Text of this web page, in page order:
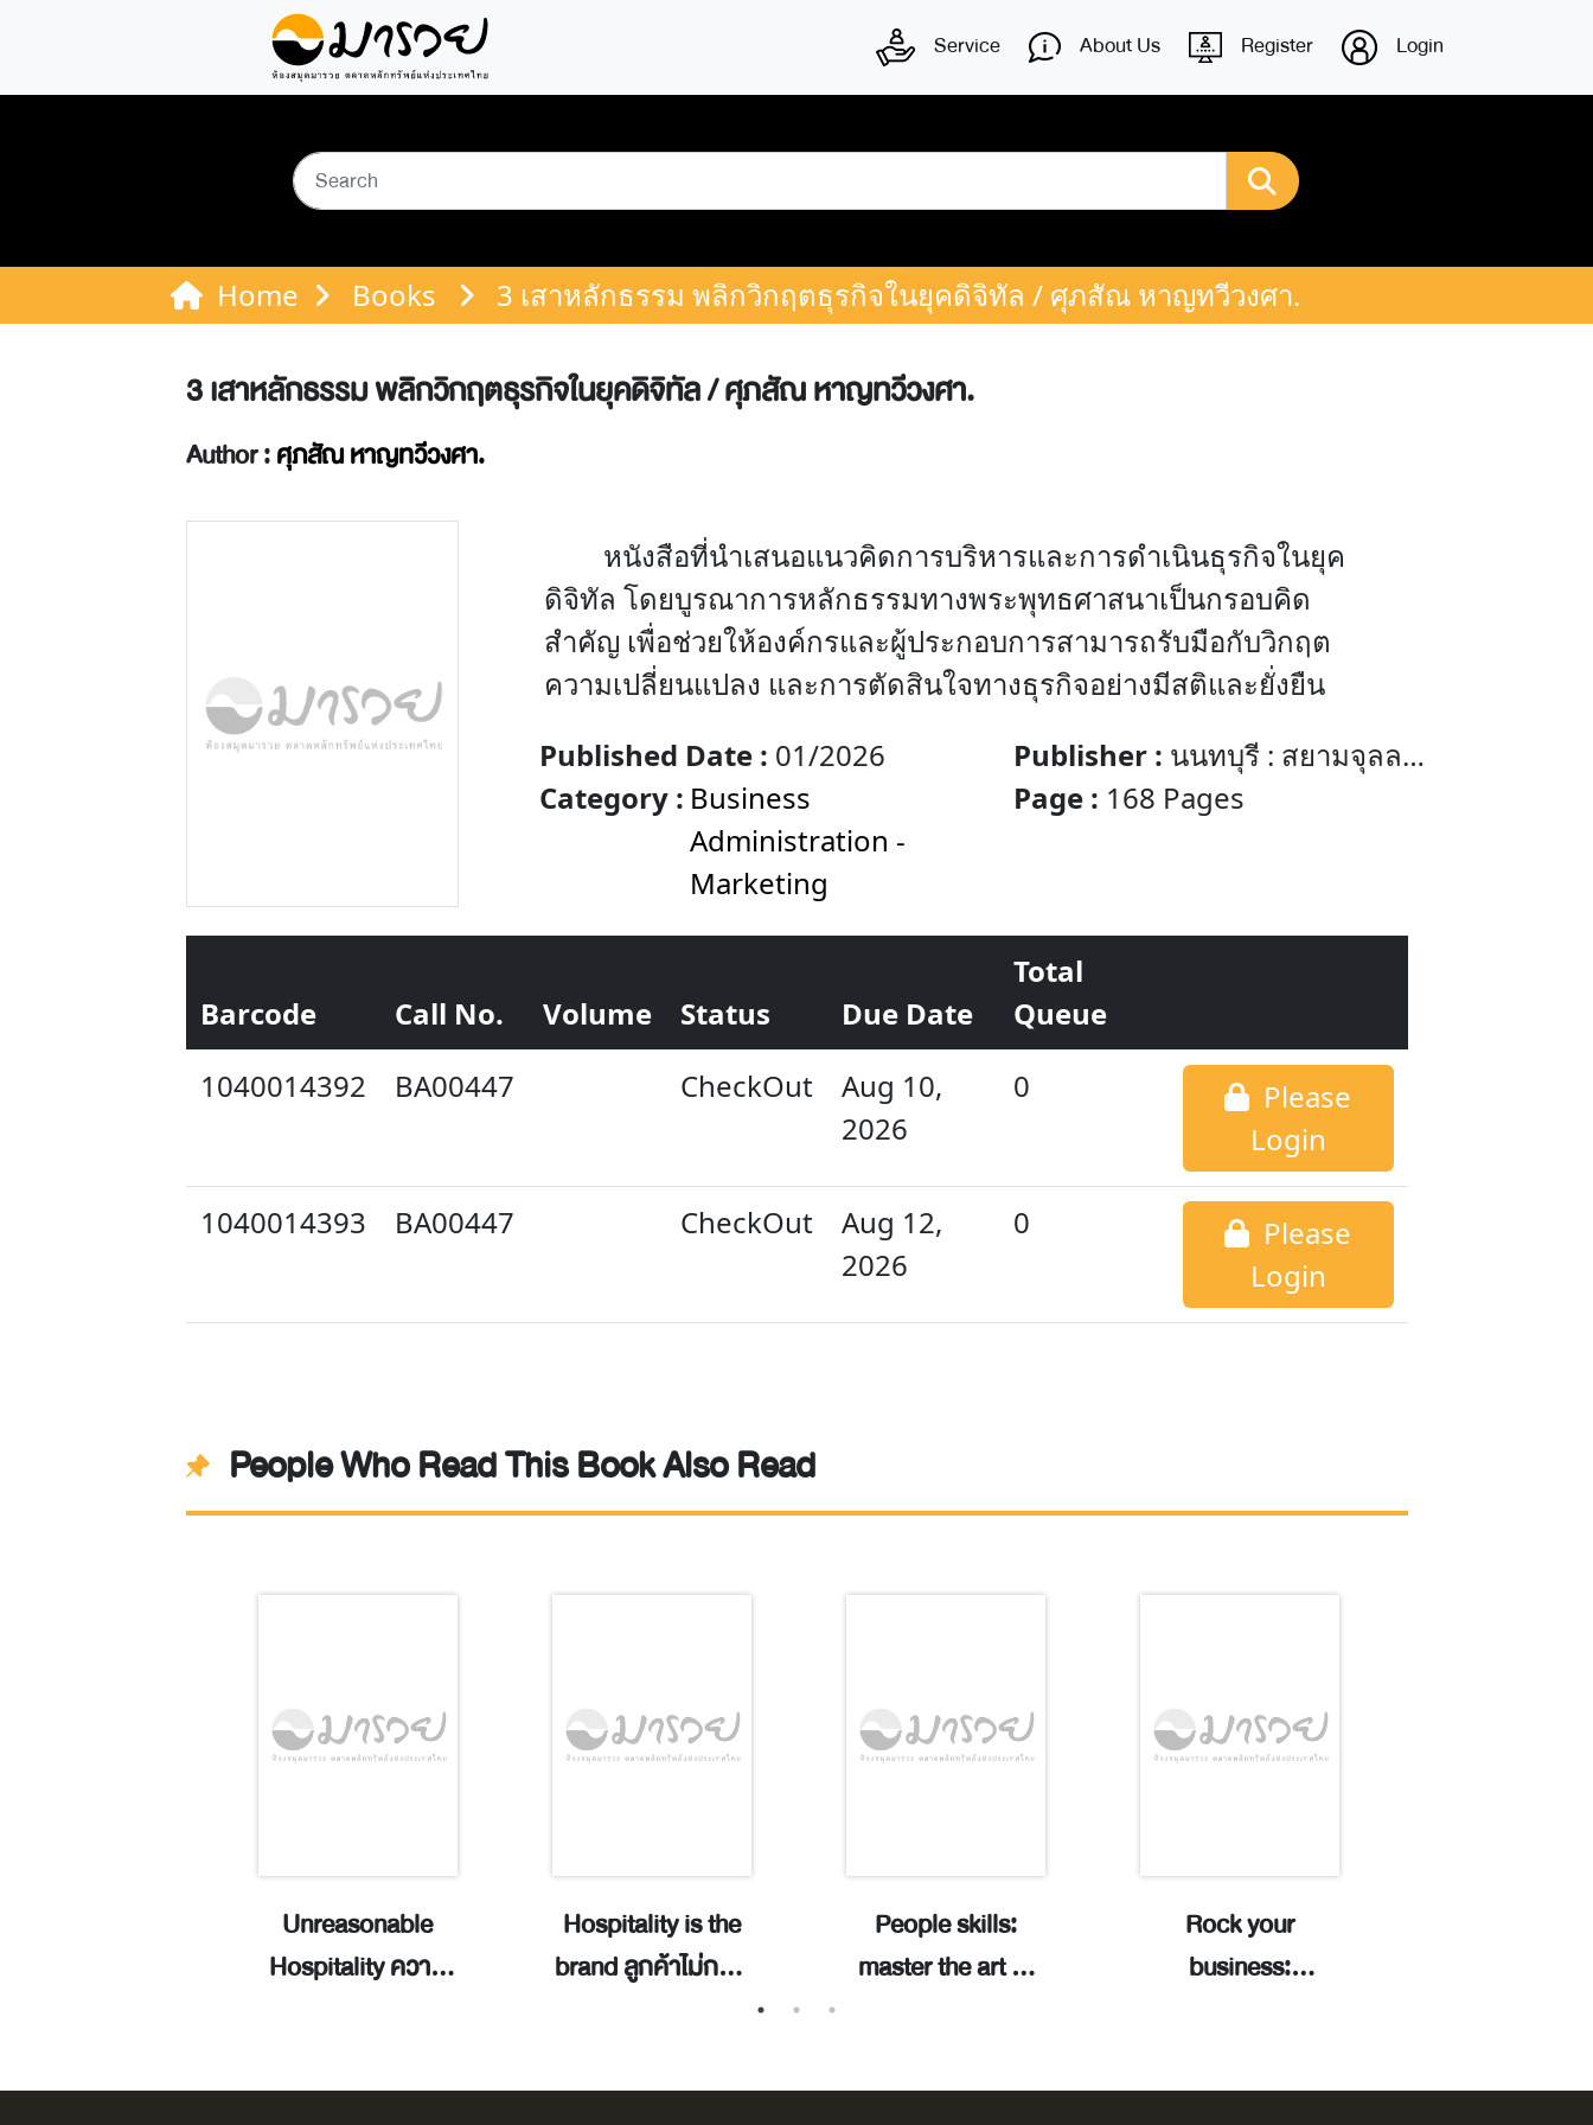
Service About Us Register Login
Home Books 3 เสาหลักธรรม พลิกวิกฤตธุรกิจในยุคดิจิทัล / ศุภสัณ หาญทวีวงศา.
3 เสาหลักธรรม พลิกวิกฤตธุรกิจในยุคดิจิทัล / ศุภสัณ หาญทวีวงศา.
Author :ศุภสัณ หาญทวีวงศา.
หนังสือที่นำเสนอแนวคิดการบริหารและการดำเนินธุรกิจในยุค
ดิจิทัล โดยบูรณาการหลักธรรมทางพระพุทธศาสนาเป็นกรอบคิด
สำคัญ เพื่อช่วยให้องค์กรและผู้ประกอบการสามารถรับมือกับวิกฤต
ความเปลี่ยนแปลง และการตัดสินใจทางธุรกิจอย่างมีสติและยั่งยืน
Published Date : 01/2026 Publisher : นนทบุรี : สยามจุลละ
มณฑล
Category : Business
Administration -
Marketing
Page : 168 Pages
Barcode Call No. Volume Status Due Date
Total
Queue
1040014392
BA00447 CheckOut
Aug 10,
2026
0
Please
Login
1040014393 BA00447 CheckOut
Aug 12,
2026
0
Please
Login
People Who Read This Book Also Read
Unreasonable
Hospitality ความ
พิเศษ / Will
Hospitality is the
brand ลูกค้าไม่กลับ
/ ฑิตย บุญสมบัติ.
People skills:
master the art of
to success / JiHao
Rock your
business:
million to $500
cultures /